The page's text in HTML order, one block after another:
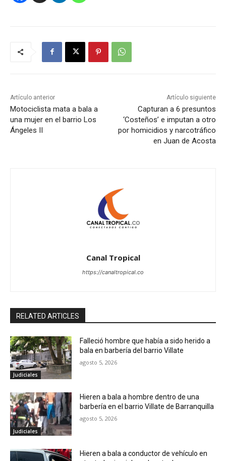
Artículo anterior
Motociclista mata a bala a
una mujer en el barrio Los
Ángeles II
Artículo siguiente
Capturan a 6 presuntos
‘Costeños’ e imputan a otro
por homicidios y narcotráfico
en Juan de Acosta
Canal Tropical
https://canaltropical.co
RELATED ARTICLES
Judiciales
Falleció hombre que había a sido herido a
bala en barbería del barrio Villate
agosto 5, 2026
Judiciales
Hieren a bala a hombre dentro de una
barbería en el barrio Villate de Barranquilla
agosto 5, 2026
Hieren a bala a conductor de vehículo en